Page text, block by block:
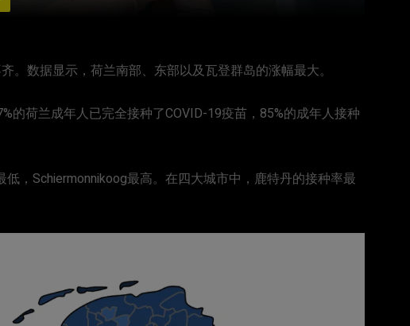
。数据显示，荷兰南部、东部以及瓦登群岛的涨幅最大。
的荷兰成年人已完全接种了COVID-19疫苗，85%的成年人接种
，Schiermonnikoog最高。在四大城市中，鹿特丹的接种率最